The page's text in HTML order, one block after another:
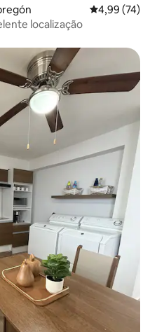
4,99 de uma
4,99 (74)
localização